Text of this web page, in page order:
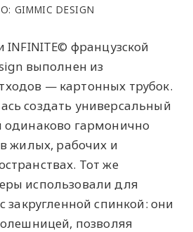
GIMMIC DESIGN
INFINITE© французской
выполнен из
— картонных трубок.
создать универсальный
одинаково гармонично
жилых, рабочих и
Тот же
использовали для
закругленной спинкой: они
позволяя